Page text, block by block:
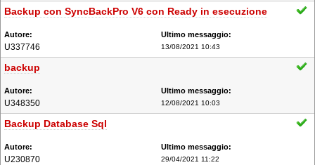
Backup con SyncBackPro V6 con Ready in esecuzione
U337746 13/08/2021 10:43
backup
U348350 12/08/2021 10:03
Backup Database Sql
U230870 29/04/2021 11:22